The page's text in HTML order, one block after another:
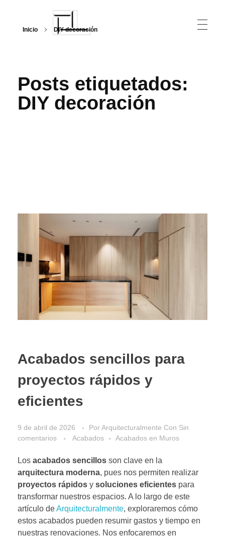
Inicio DIY decoración
Posts etiquetados:
DIY decoración
Acabados sencillos para
proyectos rápidos y
eficientes
9 de abril de 2026 PorArquitecturalmente Con Sin
comentarios
Acabados Acabados en Muros
Los acabados sencillos son clave en la
arquitectura moderna, pues nos permiten realizar
proyectos rápidos y soluciones eficientes para
transformar nuestros espacios. A lo largo de este
artículo deArquitecturalmente, exploraremos cómo
estos acabados pueden resumir gastos y tiempo en
nuestras renovaciones. Nos enfocaremos en